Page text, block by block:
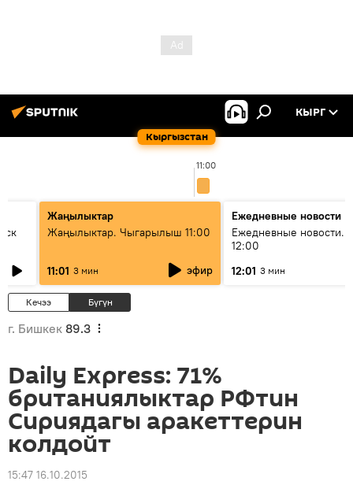
Кыргызстан
КЫРГ
11:00
Жаңылыктар
Жаңылыктар. Чыгарылыш 11:00
11:01 3 мин эфир
Ежедневные новости
Ежедневные новости.
12:00
12:01 3 мин
Кечээ Бүгүн
г. Бишкек 89.3
Daily Express: 71%
британиялыктар РФтин
Сириядагы аракеттерин
колдойт
15:47 16.10.2015